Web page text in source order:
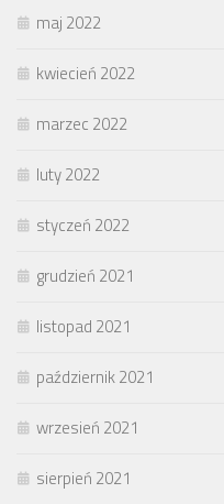
maj 2022
kwiecień 2022
marzec 2022
luty 2022
styczeń 2022
grudzień 2021
listopad 2021
październik 2021
wrzesień 2021
sierpień 2021